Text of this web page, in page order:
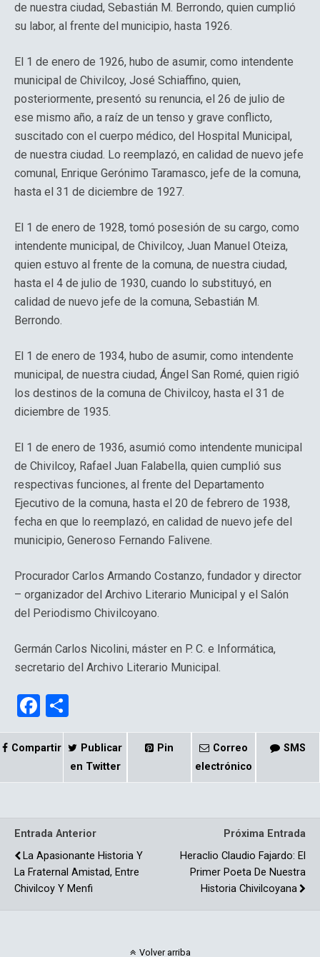
de nuestra ciudad, Sebastián M. Berrondo, quien cumplió
su labor, al frente del municipio, hasta 1926.
El 1 de enero de 1926, hubo de asumir, como intendente
municipal de Chivilcoy, José Schiaffino, quien,
posteriormente, presentó su renuncia, el 26 de julio de
ese mismo año, a raíz de un tenso y grave conflicto,
suscitado con el cuerpo médico, del Hospital Municipal,
de nuestra ciudad. Lo reemplazó, en calidad de nuevo jefe
comunal, Enrique Gerónimo Taramasco, jefe de la comuna,
hasta el 31 de diciembre de 1927.
El 1 de enero de 1928, tomó posesión de su cargo, como
intendente municipal, de Chivilcoy, Juan Manuel Oteiza,
quien estuvo al frente de la comuna, de nuestra ciudad,
hasta el 4 de julio de 1930, cuando lo substituyó, en
calidad de nuevo jefe de la comuna, Sebastián M.
Berrondo.
El 1 de enero de 1934, hubo de asumir, como intendente
municipal, de nuestra ciudad, Ángel San Romé, quien rigió
los destinos de la comuna de Chivilcoy, hasta el 31 de
diciembre de 1935.
El 1 de enero de 1936, asumió como intendente municipal
de Chivilcoy, Rafael Juan Falabella, quien cumplió sus
respectivas funciones, al frente del Departamento
Ejecutivo de la comuna, hasta el 20 de febrero de 1938,
fecha en que lo reemplazó, en calidad de nuevo jefe del
municipio, Generoso Fernando Falivene.
Procurador Carlos Armando Costanzo, fundador y director
– organizador del Archivo Literario Municipal y el Salón
del Periodismo Chivilcoyano.
Germán Carlos Nicolini, máster en P. C. e Informática,
secretario del Archivo Literario Municipal.
F
a
ce
k
o
m
p
Compartir
Publicar
en Twitter
Pin
Correo
electrónico
SMS
Entrada Anterior
La Apasionante Historia Y
La Fraternal Amistad, Entre
Chivilcoy Y Menfi
Próxima Entrada
Heraclio Claudio Fajardo: El
Primer Poeta De Nuestra
Historia Chivilcoyana
Volver arriba